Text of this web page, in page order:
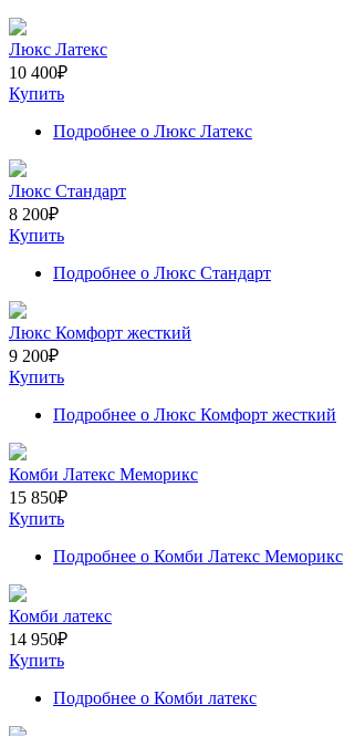
Люкс Латекс
10 400₽
Купить
Подробнее о Люкс Латекс
Люкс Стандарт
8 200₽
Купить
Подробнее о Люкс Стандарт
Люкс Комфорт жесткий
9 200₽
Купить
Подробнее о Люкс Комфорт жесткий
Комби Латекс Меморикс
15 850₽
Купить
Подробнее о Комби Латекс Меморикс
Комби латекс
14 950₽
Купить
Подробнее о Комби латекс